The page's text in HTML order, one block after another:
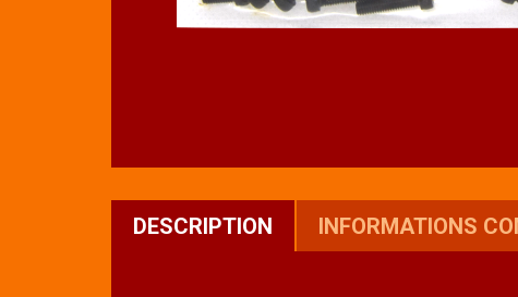
DESCRIPTION INFORMATIONS